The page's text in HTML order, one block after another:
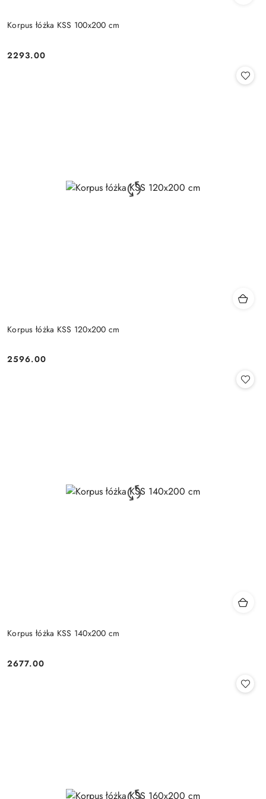
Korpus łóżka KSS 100x200 cm
Cena:
2293.00
Korpus łóżka KSS 120x200 cm
Cena:
2596.00
Korpus łóżka KSS 140x200 cm
Cena:
2677.00